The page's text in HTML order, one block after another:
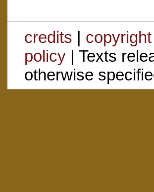
credits | copyright
policy| Texts
otherwise